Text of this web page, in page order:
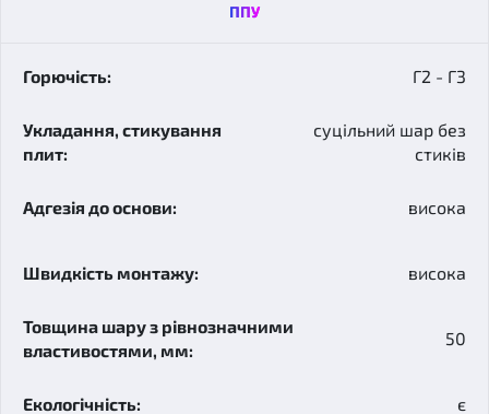
ППУ
Г2 - Г3
суцільний шар без
стиків
висока
висока
50
є